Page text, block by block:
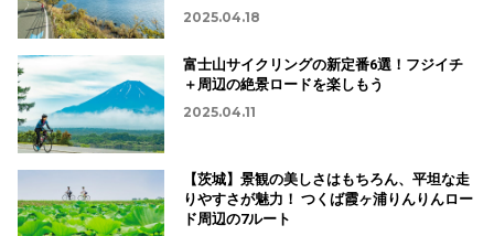
2025.04.18
富士山サイクリングの新定番6選！フジイチ
＋周辺の絶景ロードを楽しもう
2025.04.11
【茨城】景観の美しさはもちろん、平坦な走
りやすさが魅力！ つくば霞ヶ浦りんりんロー
ド周辺の7ルート